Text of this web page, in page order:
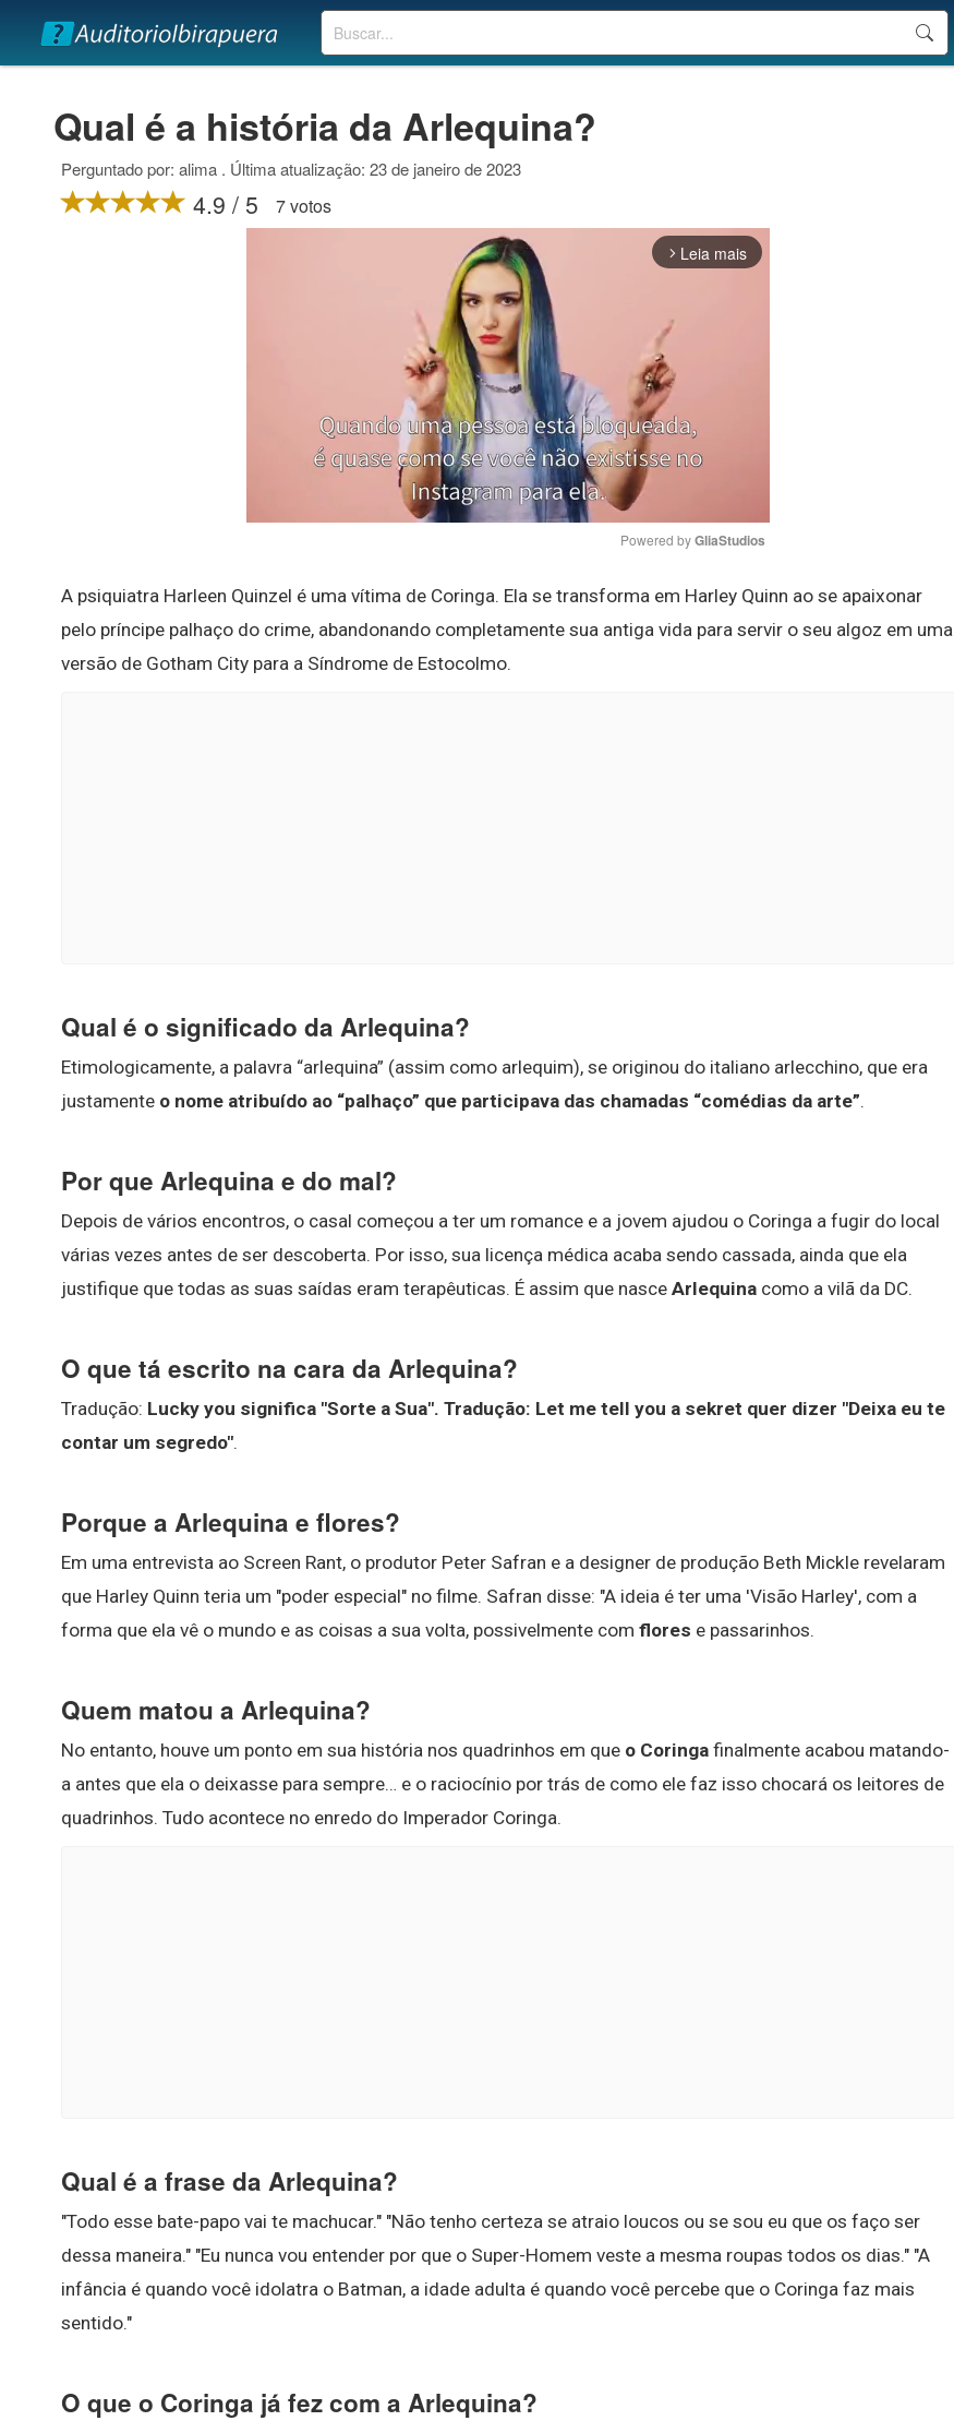
Buscar
Qual é a história da Arlequina?
Perguntado por: alima . Última atualização: 23 de janeiro de 2023
4.9 / 5 7 votos
arrow_forward_ios Leia mais
Mute
Powered by GliaStudios
A psiquiatra Harleen Quinzel é uma vítima de Coringa. Ela se transforma em Harley Quinn ao se apaixonar
pelo príncipe palhaço do crime, abandonando completamente sua antiga vida para servir o seu algoz em uma
versão de Gotham City para a Síndrome de Estocolmo.
Qual é o significado da Arlequina?
Etimologicamente, a palavra “arlequina” (assim como arlequim), se originou do italiano arlecchino, que era
justamente o nome atribuído ao “palhaço” que participava das chamadas “comédias da arte”.
Por que Arlequina e do mal?
Depois de vários encontros, o casal começou a ter um romance e a jovem ajudou o Coringa a fugir do local
várias vezes antes de ser descoberta. Por isso, sua licença médica acaba sendo cassada, ainda que ela
justifique que todas as suas saídas eram terapêuticas. É assim que nasce Arlequina como a vilã da DC.
O que tá escrito na cara da Arlequina?
Tradução: Lucky you significa "Sorte a Sua". Tradução: Let me tell you a sekret quer dizer "Deixa eu te
contar um segredo".
Porque a Arlequina e flores?
Em uma entrevista ao Screen Rant, o produtor Peter Safran e a designer de produção Beth Mickle revelaram
que Harley Quinn teria um "poder especial" no filme. Safran disse: "A ideia é ter uma 'Visão Harley', com a
forma que ela vê o mundo e as coisas a sua volta, possivelmente com flores e passarinhos.
Quem matou a Arlequina?
No entanto, houve um ponto em sua história nos quadrinhos em que o Coringa finalmente acabou matando-
a antes que ela o deixasse para sempre… e o raciocínio por trás de como ele faz isso chocará os leitores de
quadrinhos. Tudo acontece no enredo do Imperador Coringa.
Qual é a frase da Arlequina?
"Todo esse bate-papo vai te machucar." "Não tenho certeza se atraio loucos ou se sou eu que os faço ser
dessa maneira." "Eu nunca vou entender por que o Super-Homem veste a mesma roupas todos os dias." "A
infância é quando você idolatra o Batman, a idade adulta é quando você percebe que o Coringa faz mais
sentido."
O que o Coringa já fez com a Arlequina?